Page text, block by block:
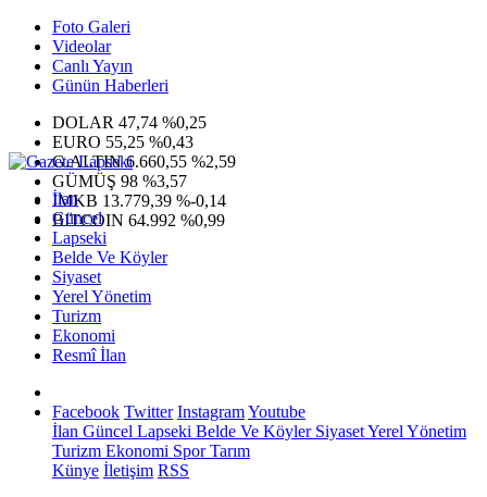
Foto Galeri
Videolar
Canlı Yayın
Günün Haberleri
DOLAR 47,74 %0,25
EURO 55,25 %0,43
G.ALTIN6.660,55 %2,59
GÜMÜŞ 98 %3,57
IMKB 13.779,39 %-0,14
BITCOIN 64.992 %0,99
İlan
Güncel
Lapseki
Belde Ve Köyler
Siyaset
Yerel Yönetim
Turizm
Ekonomi
Resmî İlan
Facebook Twitter InstagramYoutube
İlan Güncel Lapseki Belde Ve KöylerSiyasetYerel Yönetim
Turizm Ekonomi SporTarım
Künye İletişim RSS